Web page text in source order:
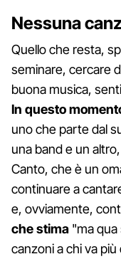
Nessuna
Quello che resta,
seminare, cercare
buona musica,
In questo
uno che parte dal
una band e un
Canto, che è un
continuare a
e, ovviamente,
che stima "ma qua
canzoni a chi va